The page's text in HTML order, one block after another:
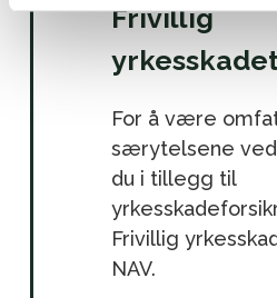
Frivillig
For å være
særytelsene ved
du i tillegg til
Frivillig
NAV.